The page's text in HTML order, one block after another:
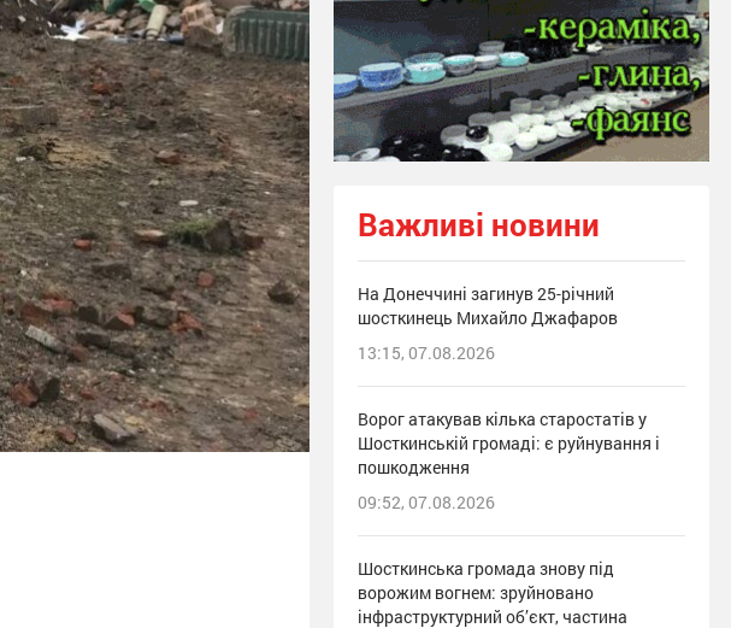
Важливі новини
На Донеччині загинув 25-річний
шосткинець Михайло Джафаров
13:15, 07.08.2026
Ворог атакував кілька старостатів у
Шосткинській громаді: є руйнування і
пошкодження
09:52, 07.08.2026
Шосткинська громада знову під
ворожим вогнем: зруйновано
інфраструктурний об’єкт, частина